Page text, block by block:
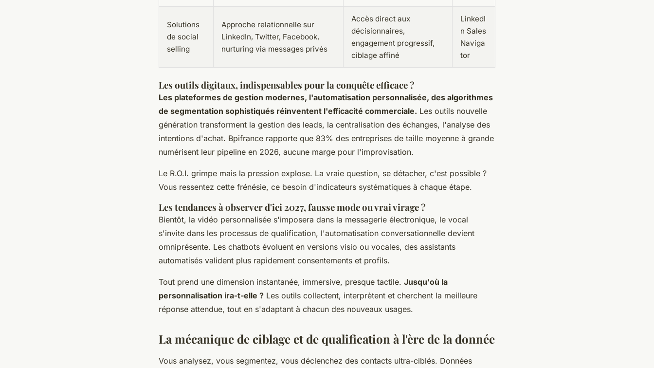
Solutions
de social
selling
Approche relationnelle sur
LinkedIn, Twitter, Facebook,
nurturing via messages privés
Accès direct aux
décisionnaires,
engagement progressif,
ciblage affiné
LinkedI
n Sales
Naviga
tor
Les outils digitaux, indispensables pour la conquête efficace ?
Les plateformes de gestion modernes, l'automatisation personnalisée, des algorithmes
de segmentation sophistiqués réinventent l'efficacité commerciale. Les outils nouvelle
génération transforment la gestion des leads, la centralisation des échanges, l'analyse des
intentions d'achat. Bpifrance rapporte que 83% des entreprises de taille moyenne à grande
numérisent leur pipeline en 2026, aucune marge pour l'improvisation.
Le R.O.I. grimpe mais la pression explose. La vraie question, se détacher, c'est possible ?
Vous ressentez cette frénésie, ce besoin d'indicateurs systématiques à chaque étape.
Les tendances à observer d'ici 2027, fausse mode ou vrai virage ?
Bientôt, la vidéo personnalisée s'imposera dans la messagerie électronique, le vocal
s'invite dans les processus de qualification, l'automatisation conversationnelle devient
omniprésente. Les chatbots évoluent en versions visio ou vocales, des assistants
automatisés valident plus rapidement consentements et profils.
Tout prend une dimension instantanée, immersive, presque tactile. Jusqu'où la
personnalisation ira-t-elle ? Les outils collectent, interprètent et cherchent la meilleure
réponse attendue, tout en s'adaptant à chacun des nouveaux usages.
La mécanique de ciblage et de qualification à l'ère de la donnée
Vous analysez, vous segmentez, vous déclenchez des contacts ultra-ciblés. Données